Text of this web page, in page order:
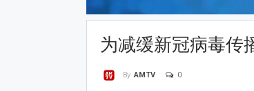
为减缓新冠病毒传
By AMTV 0